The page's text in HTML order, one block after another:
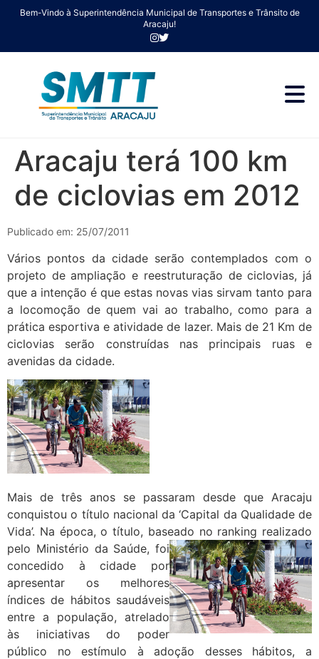
Bem-Vindo à Superintendência Municipal de Transportes e Trânsito de
Aracaju!
Aracaju terá 100 km
de ciclovias em 2012
Publicado em: 25/07/2011
Vários pontos da cidade serão contemplados com o
projeto de ampliação e reestruturação de ciclovias, já
que a intenção é que estas novas vias sirvam tanto para
a locomoção de quem vai ao trabalho, como para a
prática esportiva e atividade de lazer. Mais de 21 Km de
ciclovias serão construídas nas principais ruas e
avenidas da cidade.
Mais de três anos se passaram desde que Aracaju
conquistou o título nacional da ‘Capital da Qualidade de
Vida’. Na época, o título, baseado no ranking realizado
pelo Ministério da Saúde, foi
concedido à cidade por
apresentar os melhores
índices de hábitos saudáveis
entre a população, atrelado
às iniciativas do poder
público no estímulo à adoção desses hábitos, a